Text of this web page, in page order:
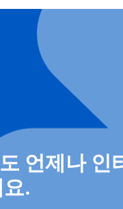
언제나 인
.
体中文
- 신타이비
유로